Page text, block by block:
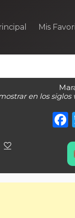
Mis
en los siglos